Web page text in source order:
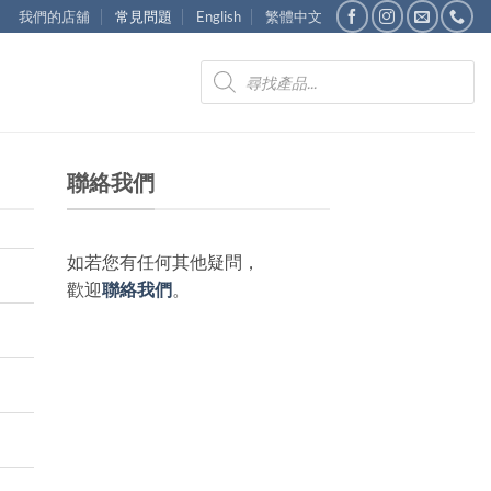
我們的店舖 常見問題 English 繁體中文
Products
search
聯絡我們
如若您有任何其他疑問，
歡迎聯絡我們